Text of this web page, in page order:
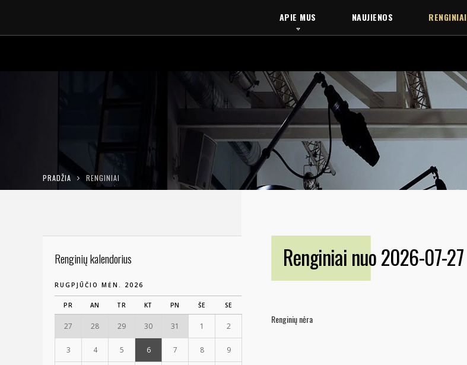
APIE MUS NAUJIENOS RENGINIAI
PRADŽIA RENGINIAI
Renginių kalendorius
RUGPJŪČIO MĖN. 2026
PR AN TR KT PN ŠE SE
27 28 29 30 31 1 2
3 4 5 6 7 8 9
Renginiai nuo 2026-07-27
Renginių nėra